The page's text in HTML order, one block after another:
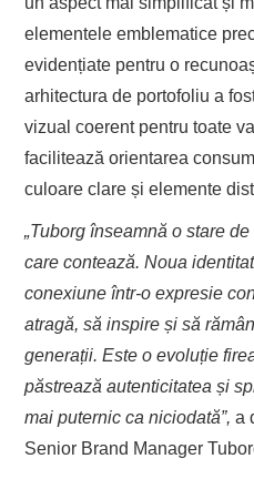
elementele emblematice
evidențiate pentru o
arhitectura de portofoliu a
vizual coerent pentru toate
facilitează orientarea
culoare clare și elemente
„Tuborg înseamnă o stare
care contează. Noua
conexiune într-o expresie
atragă, să inspire și să
generații. Este o evoluție
păstrează autenticitatea și
mai puternic ca niciodată”,a
Senior Brand Manager